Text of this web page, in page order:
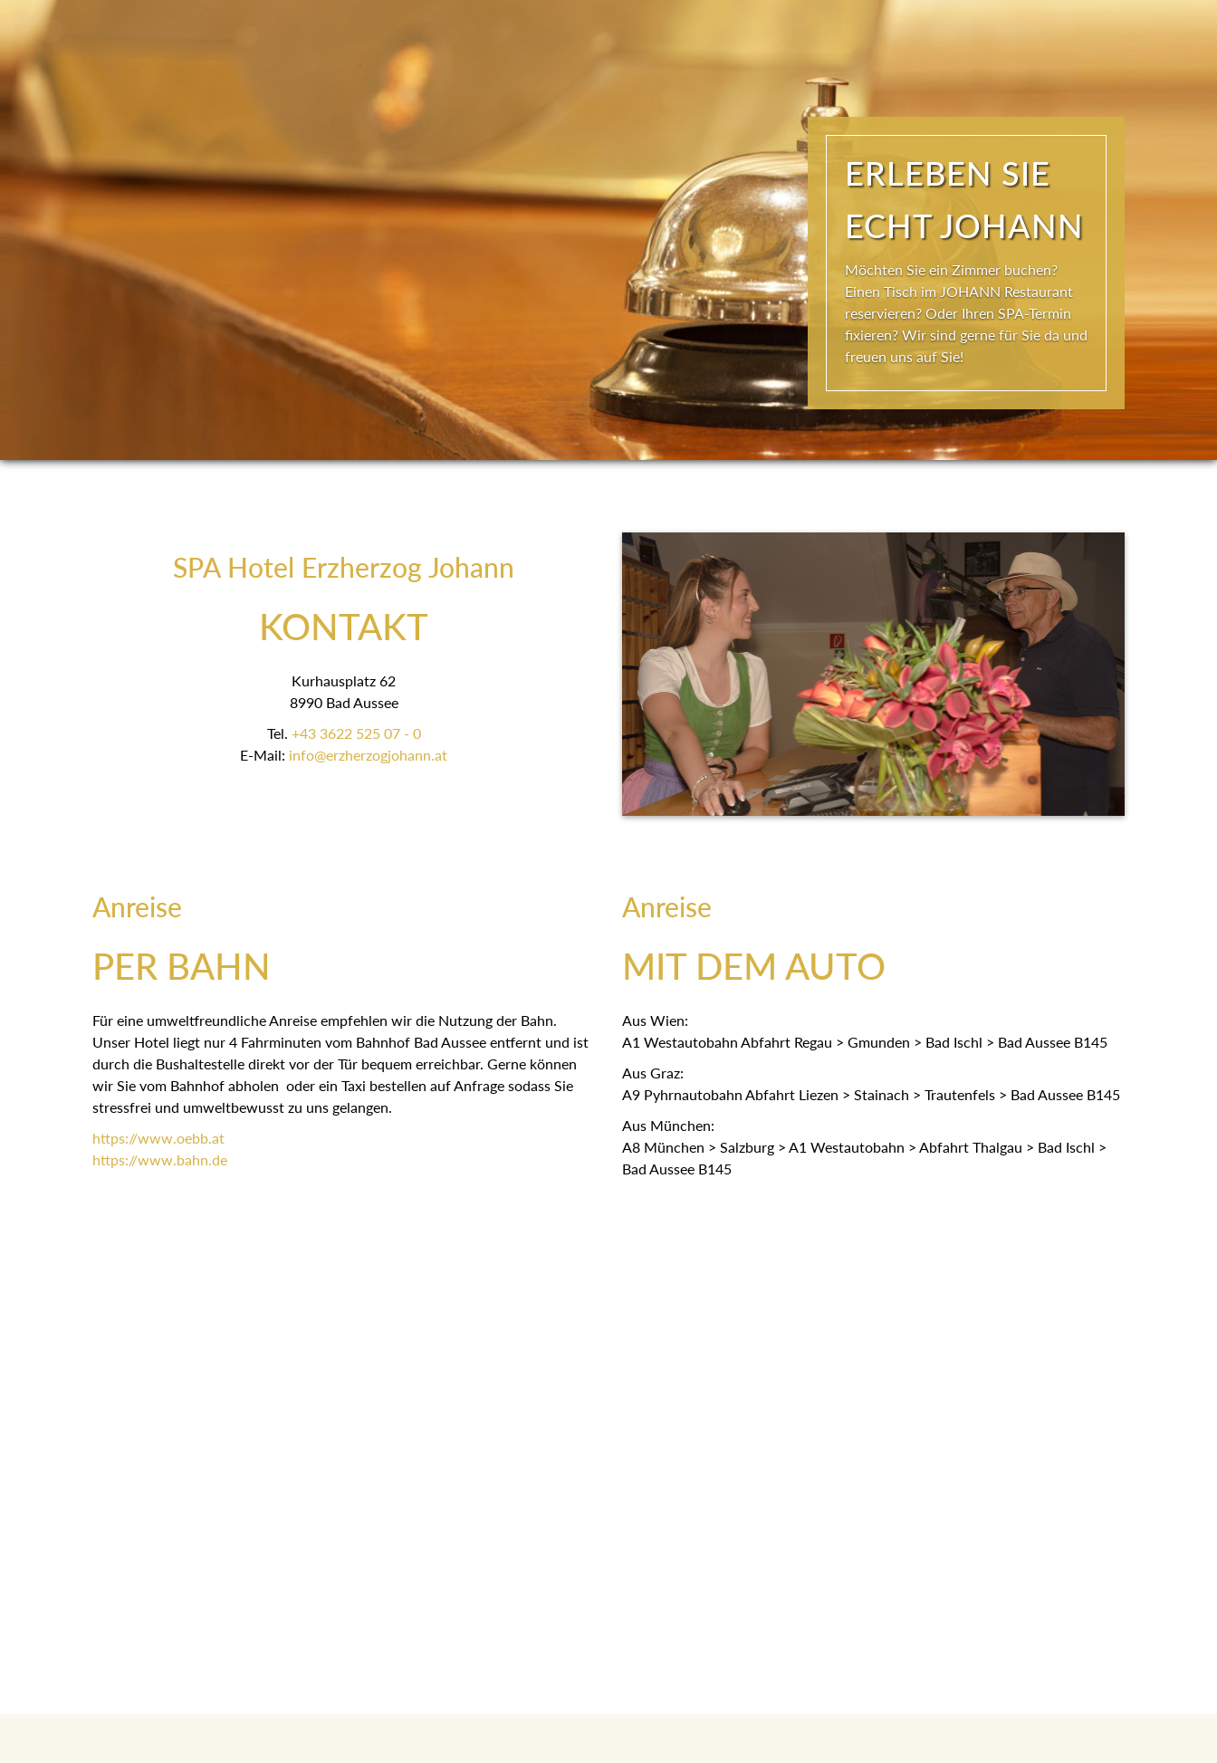
ERLEBEN SIE
ECHT JOHANN
Möchten Sie ein Zimmer buchen?
Einen Tisch im JOHANN Restaurant
reservieren? Oder Ihren SPA-Termin
fixieren? Wir sind gerne für Sie da und
freuen uns auf Sie!
SPA Hotel Erzherzog Johann
KONTAKT
Kurhausplatz 62
8990 Bad Aussee
Tel. +43 3622 525 07 - 0
E-Mail: info@erzherzogjohann.at
Anreise
PER BAHN
Für eine umweltfreundliche Anreise empfehlen wir die Nutzung der Bahn.
Unser Hotel liegt nur 4 Fahrminuten vom Bahnhof Bad Aussee entfernt und ist
durch die Bushaltestelle direkt vor der Tür bequem erreichbar. Gerne können
wir Sie vom Bahnhof abholen oder ein Taxi bestellen auf Anfrage sodass Sie
stressfrei und umweltbewusst zu uns gelangen.
https://www.oebb.at
https://www.bahn.de
Anreise
MIT DEM AUTO
Aus Wien:
A1 Westautobahn Abfahrt Regau > Gmunden > Bad Ischl > Bad Aussee B145
Aus Graz:
A9 Pyhrnautobahn Abfahrt Liezen > Stainach > Trautenfels > Bad Aussee B145
Aus München:
A8 München > Salzburg > A1 Westautobahn > Abfahrt Thalgau > Bad Ischl >
Bad Aussee B145